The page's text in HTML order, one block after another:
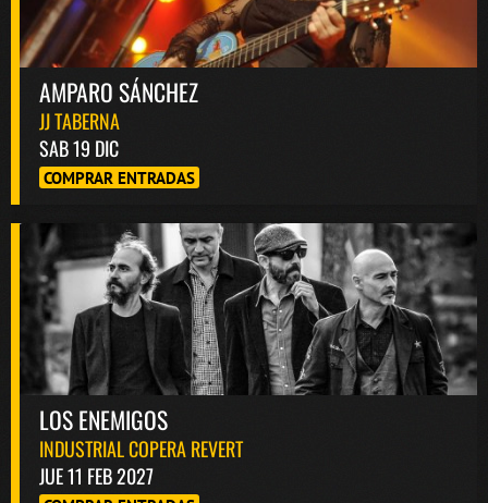
AMPARO SÁNCHEZ
JJ TABERNA
SAB 19 DIC
COMPRAR ENTRADAS
LOS ENEMIGOS
INDUSTRIAL COPERA REVERT
JUE 11 FEB 2027